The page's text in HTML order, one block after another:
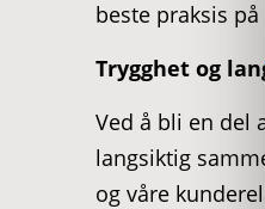
k
e
beste praksis på
Trygghet og
Ved å bli en del
langsiktig
og våre